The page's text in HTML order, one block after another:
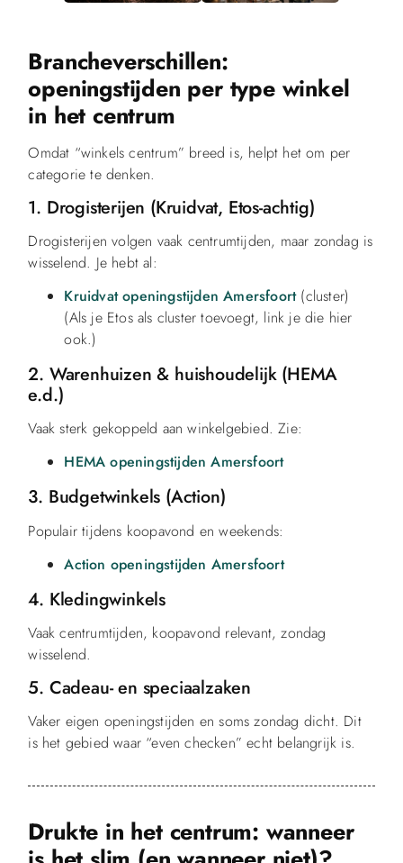
Brancheverschillen:
openingstijden per type winkel
in het centrum
Omdat “winkels centrum” breed is, helpt het om per
categorie te denken.
1. Drogisterijen (Kruidvat, Etos-achtig)
Drogisterijen volgen vaak centrumtijden, maar zondag is
wisselend. Je hebt al:
Kruidvat openingstijden Amersfoort(cluster)
(Als je Etos als cluster toevoegt, link je die hier
ook.)
2. Warenhuizen & huishoudelijk (HEMA
e.d.)
Vaak sterk gekoppeld aan winkelgebied. Zie:
HEMA openingstijden Amersfoort
3. Budgetwinkels (Action)
Populair tijdens koopavond en weekends:
Action openingstijden Amersfoort
4. Kledingwinkels
Vaak centrumtijden, koopavond relevant, zondag
wisselend.
5. Cadeau- en speciaalzaken
Vaker eigen openingstijden en soms zondag dicht. Dit
is het gebied waar “even checken” echt belangrijk is.
Drukte in het centrum: wanneer